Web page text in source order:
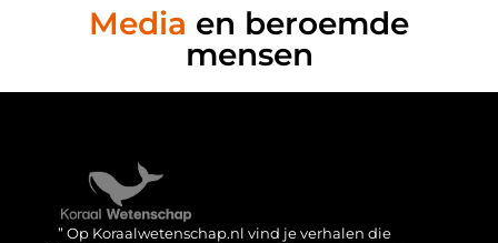
Media en beroemde
mensen
” Op Koraalwetenschap.nl vind je verhalen die